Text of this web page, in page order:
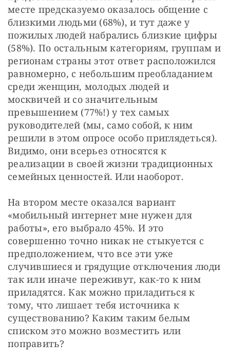
месте предсказуемо оказалось общение с
близкими людьми (68%), и тут даже у
пожилых людей набрались близкие цифры
(58%). По остальным категориям, группам и
регионам страны этот ответ расположился
равномерно, с небольшим преобладанием
среди женщин, молодых людей и
москвичей и со значительным
превышением (77%!) у тех самых
руководителей (мы, само собой, к ним
решили в этом опросе особо приглядеться).
Видимо, они всерьез относятся к
реализации в своей жизни традиционных
семейных ценностей. Или наоборот.
На втором месте оказался вариант
«мобильный интернет мне нужен для
работы», его выбрало 45%. И это
совершенно точно никак не стыкуется с
предположением, что все эти уже
случившиеся и грядущие отключения люди
так или иначе переживут, как-то к ним
приладятся. Как можно приладиться к
тому, что лишает тебя источника к
существованию? Каким таким белым
списком это можно возместить или
поправить?